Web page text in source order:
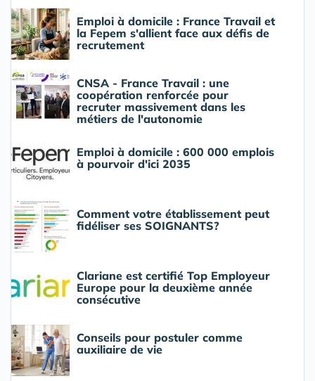
Emploi à domicile : France Travail et
la Fepem s'allient face aux défis de
recrutement
CNSA - France Travail : une
coopération renforcée pour
recruter massivement dans les
métiers de l'autonomie
Emploi à domicile : 600 000 emplois
à pourvoir d'ici 2035
Comment votre établissement peut
fidéliser ses SOIGNANTS?
Clariane est certifié Top Employeur
Europe pour la deuxième année
consécutive
Conseils pour postuler comme
auxiliaire de vie